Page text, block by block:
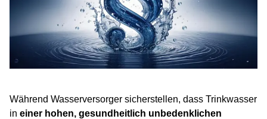
Während Wasserversorger sicherstellen, dass Trinkwasser
in einer hohen, gesundheitlich unbedenklichen